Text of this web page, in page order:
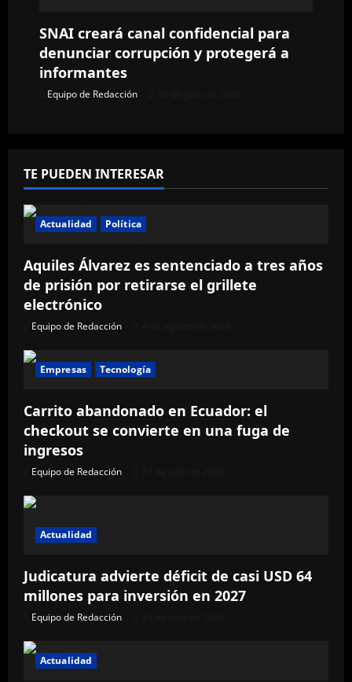
d
a
SNAI creará canal confidencial para
denunciar corrupción y protegerá a
informantes
Equipo de Redacción
TE PUEDEN INTERESAR
Actualidad Política
Aquiles Álvarez es sentenciado a tres años
de prisión por retirarse el grillete
electrónico
Equipo de Redacción
Empresas Tecnología
Carrito abandonado en Ecuador: el
checkout se convierte en una fuga de
ingresos
Equipo de Redacción
Actualidad
Judicatura advierte déficit de casi USD 64
millones para inversión en 2027
Equipo de Redacción
Actualidad